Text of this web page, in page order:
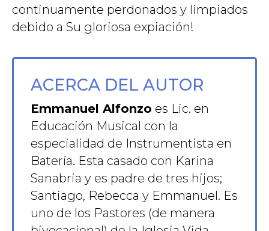
continuamente perdonados y limpiados
debido a Su gloriosa expiación!
ACERCA DEL AUTOR
Emmanuel Alfonzo es Lic. en
Educación Musical con la
especialidad de Instrumentista en
Batería. Esta casado con Karina
Sanabria y es padre de tres hijos;
Santiago, Rebecca y Emmanuel. Es
uno de los Pastores (de manera